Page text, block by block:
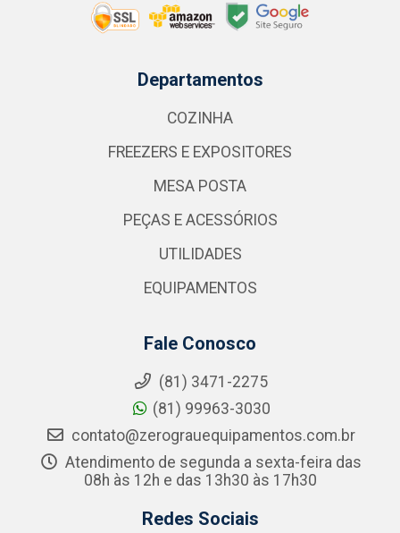
Departamentos
COZINHA
FREEZERS E EXPOSITORES
MESA POSTA
PEÇAS E ACESSÓRIOS
UTILIDADES
EQUIPAMENTOS
Fale Conosco
(81) 3471-2275
(81) 99963-3030
contato@zerograuequipamentos.com.br
Atendimento de segunda a sexta-feira das
08h às 12h e das 13h30 às 17h30
Redes Sociais